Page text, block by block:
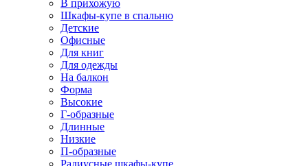
В прихожую
Шкафы-купе в спальню
Детские
Офисные
Для книг
Для одежды
На балкон
Форма
Высокие
Г-образные
Длинные
Низкие
П-образные
Радиусные шкафы-купе